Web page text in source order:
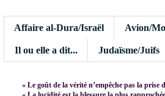
Affaire al-Dura/Israël Avion/
Il ou elle a dit... Judaïsme/Juifs
« Le goût de la vérité n’empêche pas la